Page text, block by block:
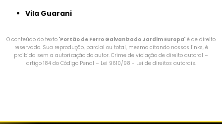
Vila Guarani
O conteúdo do texto "Portão de Ferro Galvanizado Jardim Europa" é de direito
reservado. Sua reprodução, parcial ou total, mesmo citando nossos links, é
proibida sem a autorização do autor. Crime de violação de direito autoral –
artigo 184 do Código Penal – Lei 9610/98 - Lei de direitos autorais.